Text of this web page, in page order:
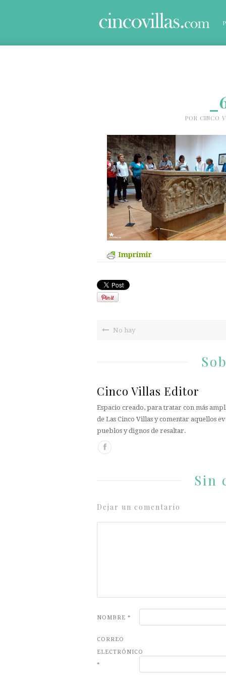
POR CINCO
Imprimir
No hay
Cinco Villas Editor
Espacio creado, para tratar con más
de Las Cinco Villas y comentar aquellos
pueblos y dignos de resaltar.
Sin
Dejar un comentario
NOMBRE *
CORREO
ELECTRÓNICO
*